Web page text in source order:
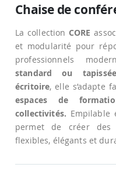
début
la
Galerie
Chaise de
La collection CORE
et modularité pour
professionnels
standard ou tapissée
écritoire, elle s’adapte
espaces de
collectivités. Empilable
permet de créer des
flexibles, élégants et